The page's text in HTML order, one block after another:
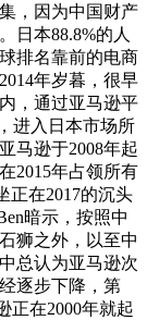
，因为中国财产
日本88.8%的人
排名靠前的电商
年岁暮，很早
，通过亚马逊平
进入日本市场所
马逊于2008年起
2015年占领所有
正在2017的沉头
暗示，按照中
狮之外，以至中
总认为亚马逊次
逐步下降，第
正在2000年就起